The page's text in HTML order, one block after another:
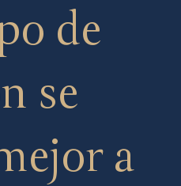
de
se
a